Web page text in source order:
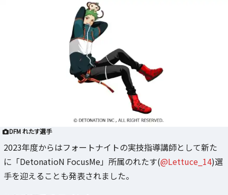
DFM れたす選手
2023年度からはフォートナイトの実技指導講師として新た
に「DetonatioN FocusMe」所属のれたす(@Lettuce_14)選
手を迎えることも発表されました。